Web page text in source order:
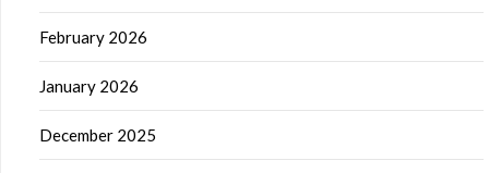
February 2026
January 2026
December 2025